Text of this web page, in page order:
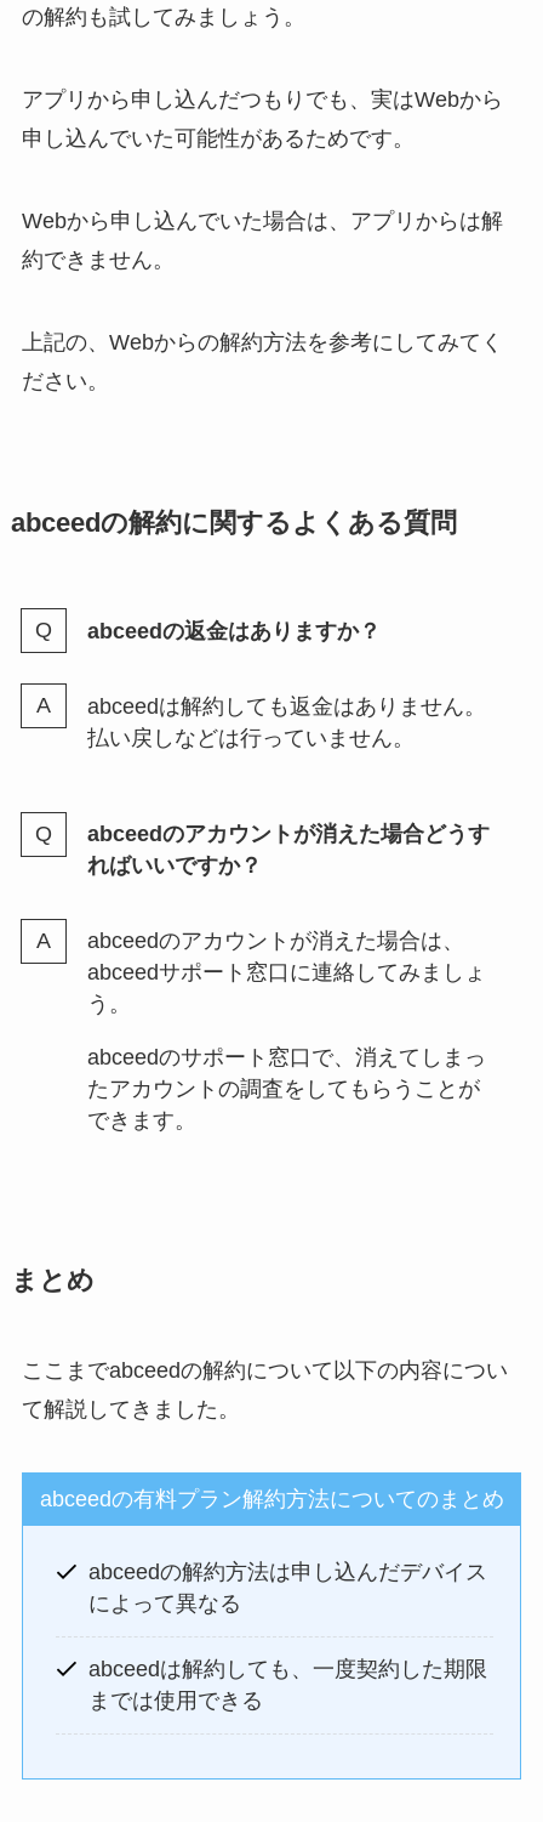
の解約も試してみましょう。
アプリから申し込んだつもりでも、実はWebから
申し込んでいた可能性があるためです。
Webから申し込んでいた場合は、アプリからは解
約できません。
上記の、Webからの解約方法を参考にしてみてく
ださい。
abceedの解約に関するよくある質問
abceedの返金はありますか？
abceedは解約しても返金はありません。
払い戻しなどは行っていません。
abceedのアカウントが消えた場合どうす
ればいいですか？
abceedのアカウントが消えた場合は、
abceedサポート窓口に連絡してみましょ
う。
abceedのサポート窓口で、消えてしまっ
たアカウントの調査をしてもらうことが
できます。
まとめ
ここまでabceedの解約について以下の内容につい
て解説してきました。
abceedの有料プラン解約方法についてのまとめ
abceedの解約方法は申し込んだデバイス
によって異なる
abceedは解約しても、一度契約した期限
までは使用できる